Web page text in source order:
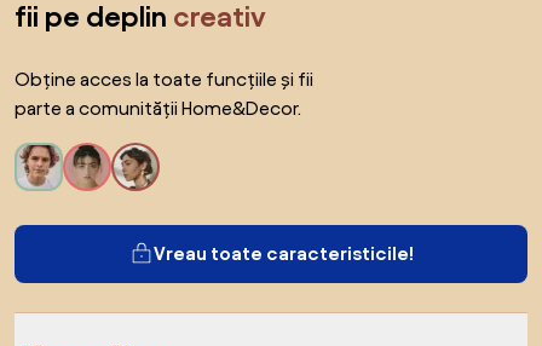
fii pe deplin creativ
Obține acces la toate funcțiile și fii
parte a comunității Home&Decor.
Vreau toate caracteristicile!